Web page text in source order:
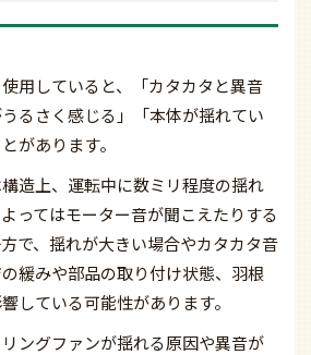
用していると、「カタカタと異音
るさく感じる」「本体が揺れてい
があります。
造上、運転中に数ミリ程度の揺れ
ってはモーター音が聞こえたりする
で、揺れが大きい場合やカタカタ音
緩みや部品の取り付け状態、羽根
している可能性があります。
ングファンが揺れる原因や異音が